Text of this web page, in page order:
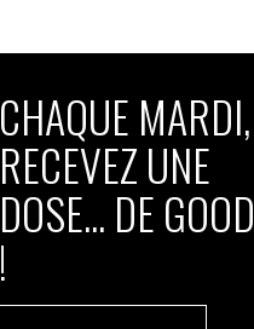
CHAQUE MARDI,
RECEVEZ UNE
DOSE... DE GOOD
!